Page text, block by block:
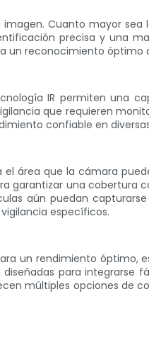
Cuanto mayor sea
precisa y una
un reconocimiento óptimo
IR permiten una
que requieren
confiable en
el área que la cámara
garantizar una cobertura
aún puedan
específicos.
un rendimiento óptimo,
para integrarse
múltiples opciones de